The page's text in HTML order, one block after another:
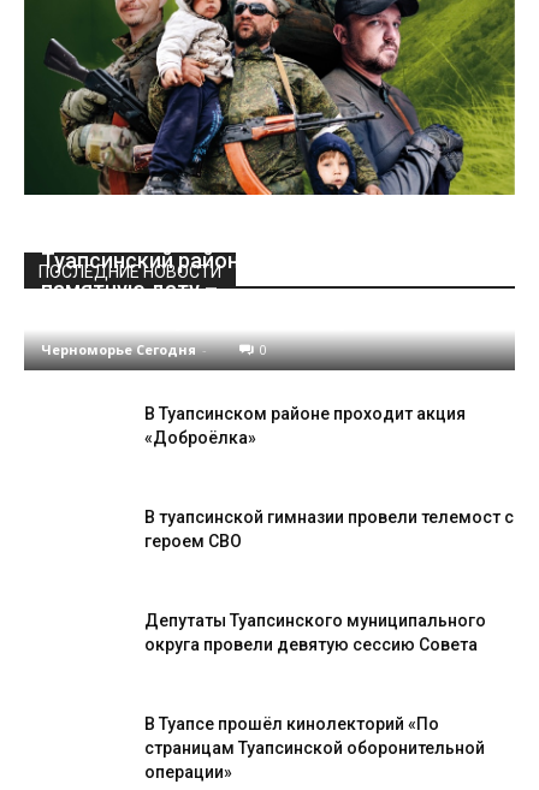
ПОСЛЕДНИЕ НОВОСТИ
Туапсинский район отметил сегодня
памятную дату –
Черноморье Сегодня - 0
В Туапсинском районе проходит акция
«Доброёлка»
В туапсинской гимназии провели телемост с
героем СВО
Депутаты Туапсинского муниципального
округа провели девятую сессию Совета
В Туапсе прошёл кинолекторий «По
страницам Туапсинской оборонительной
операции»